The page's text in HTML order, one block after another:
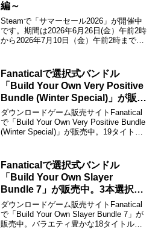
編～
Steamで「サマーセール2026」が開催中
です。期間は2026年6月26日(金）午前2時
から2026年7月10日（金）午前2時までの
マーセール2026でセー...
Fanaticalで選択式バンドル
「Build Your Own Very Positive
Bundle (Winter Special)」が販売
中。2本選択で845円から。
ダウンロードゲーム販売サイトFanatical
で「Build Your Own Very Positive Bundle
(Winter Special)」が販売中。19タイトル
Fanaticalで選択式バンドル
「Build Your Own Slayer
Bundle 7」が販売中。3本選択で
739円から。
ダウンロードゲーム販売サイトFanatical
で「Build Your Own Slayer Bundle 7」が
販売中。バラエティ豊かな18タイトルか